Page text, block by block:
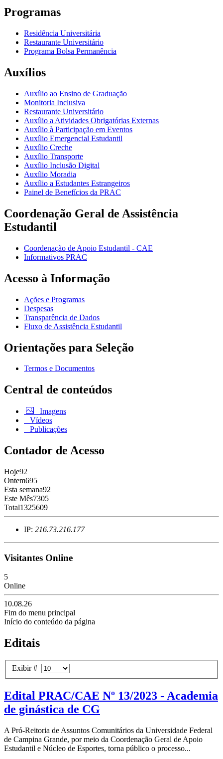
Programas
Residência Universitária
Restaurante Universitário
Programa Bolsa Permanência
Auxílios
Auxílio ao Ensino de Graduação
Monitoria Inclusiva
Restaurante Universitário
Auxílio a Atividades Obrigatórias Externas
Auxílio à Participação em Eventos
Auxílio Emergencial Estudantil
Auxílio Creche
Auxílio Transporte
Auxílio Inclusão Digital
Auxílio Moradia
Auxílio a Estudantes Estrangeiros
Painel de Benefícios da PRAC
Coordenação Geral de Assistência
Estudantil
Coordenação de Apoio Estudantil - CAE
Informativos PRAC
Acesso à Informação
Ações e Programas
Despesas
Transparência de Dados
Fluxo de Assistência Estudantil
Orientações para Seleção
Termos e Documentos
Central de conteúdos
Imagens
Vídeos
Publicações
Contador de Acesso
Hoje92
Ontem695
Esta semana92
Este Mês7305
Total1325609
IP: 216.73.216.177
Visitantes Online
5
Online
10.08.26
Fim do menu principal
Início do conteúdo da página
Editais
Exibir #
Edital PRAC/CAE Nº 13/2023 - Academia
de ginástica de CG
A Pró-Reitoria de Assuntos Comunitários da Universidade Federal
de Campina Grande, por meio da Coordenação Geral de Apoio
Estudantil e Núcleo de Esportes, torna público o processo...